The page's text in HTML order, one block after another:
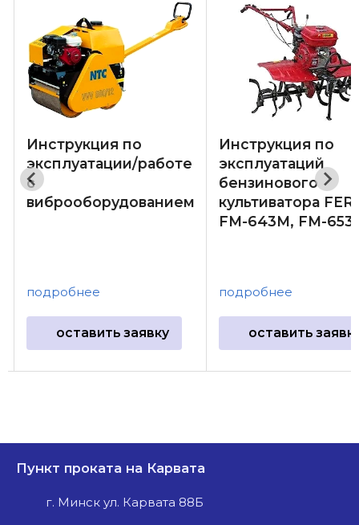
Инструкция по
эксплуатации/работе
с
виброоборудованием
подробнее
оставить заявку
Инструкция по
эксплуатаций
бензинового
культиватора
FM-643M, FM-
подробнее
оставить
Пункт проката на Карвата
г. Минск ул. Карвата 88Б